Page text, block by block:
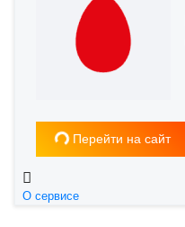
Загрузка... Перейти на сайт
О сервисе